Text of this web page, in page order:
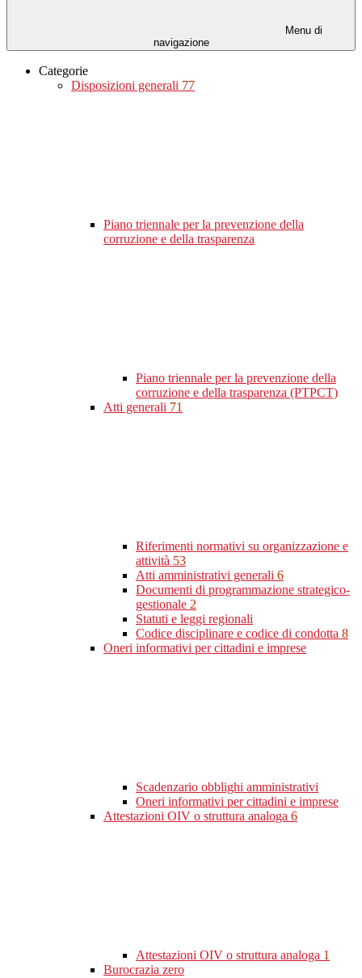
Menu di
navigazione
Categorie
Disposizioni generali 77
Piano triennale per la prevenzione della
corruzione e della trasparenza
Piano triennale per la prevenzione della
corruzione e della trasparenza (PTPCT)
Atti generali 71
Riferimenti normativi su organizzazione e
attività 53
Atti amministrativi generali 6
Documenti di programmazione strategico-
gestionale 2
Statuti e leggi regionali
Codice disciplinare e codice di condotta 8
Oneri informativi per cittadini e imprese
Scadenzario obblighi amministrativi
Oneri informativi per cittadini e imprese
Attestazioni OIV o struttura analoga 6
Attestazioni OIV o struttura analoga 1
Burocrazia zero